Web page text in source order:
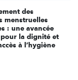
des
menstruelles
: une avancée
la dignité et
à l’hygiène